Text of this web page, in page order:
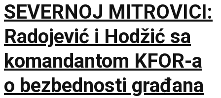
SEVERNOJ MITROVICI:
Radojević i Hodžić sa
komandantom KFOR-a
o bezbednosti građana